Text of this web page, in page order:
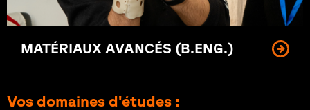
MATÉRIAUX AVANCÉS (B.ENG.)
Vos domaines d'études :